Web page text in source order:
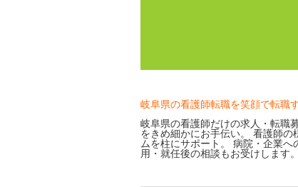
岐阜県の看護師転職を笑顔で転職
岐阜県の看護師だけの求人・転職
をきめ細かにお手伝い。 看護師
ムを柱にサポート。 病院・企業
用・就任後の相談もお受けします。